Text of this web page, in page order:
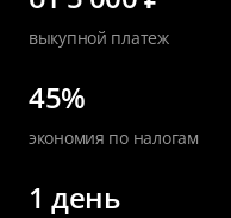
выкупной платеж
45%
экономия по налогам
1 день